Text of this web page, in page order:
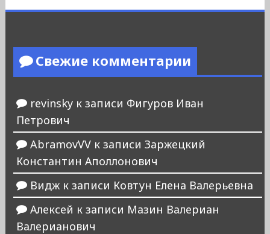
Свежие комментарии
revinskyк записи Фигуров Иван
Петрович
AbramovVVк записи Заржецкий
Константин Аполлонович
Виджк записи Ковтун Елена Валерьевна
Алексей к записи Мазин Валериан
Валерианович